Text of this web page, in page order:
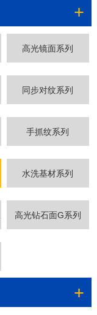
+
高光镜面系列
同步对纹系列
手抓纹系列
水洗基材系列
高光钻石面G系列
+